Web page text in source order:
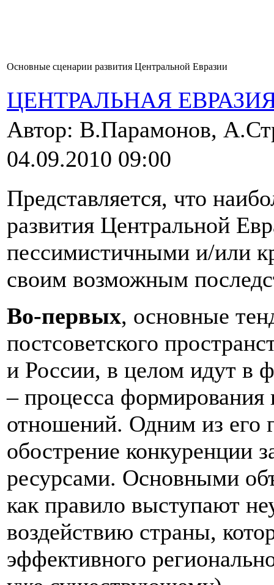
Основные сценарии развития Центральной Евразии
ЦЕНТРАЛЬНАЯ
Автор: В.Парамонов,
04.09.2010 09:00
Представляется, что
развития Центральной
пессимистичными и/или
своим возможным
Во-первых, основные
постсоветского
и России, в целом идут в
– процесса
отношений. Одним из его
обострение конкуренции
ресурсами. Основными
как правило выступают
воздействию страны,
эффективного